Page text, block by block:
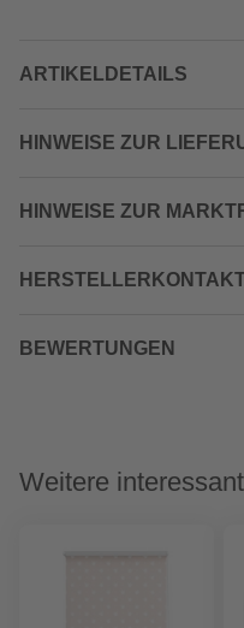
ARTIKELDETAILS
HINWEISE ZUR
HINWEISE ZUR
BEWERTUNGEN
Weitere